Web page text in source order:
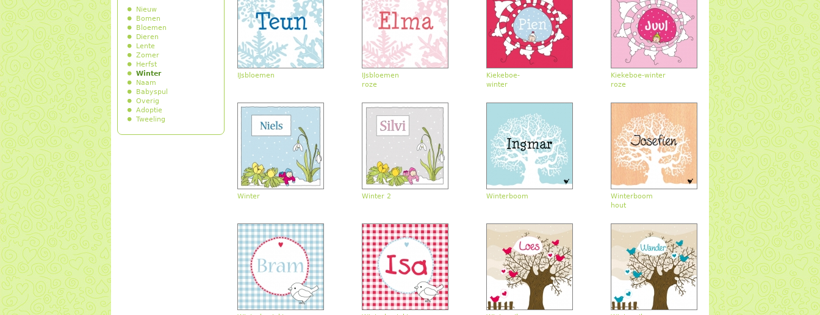
IJsbloemen
IJsbloemen
roze
Kiekeboe-
winter
Kiekeboe-winter
roze
Winter Winter 2 Winterboom
Winterboom
hout
Nieuw
Bomen
Bloemen
Dieren
Lente
Zomer
Herfst
Winter
Naam
Babyspul
Overig
Adoptie
Tweeling